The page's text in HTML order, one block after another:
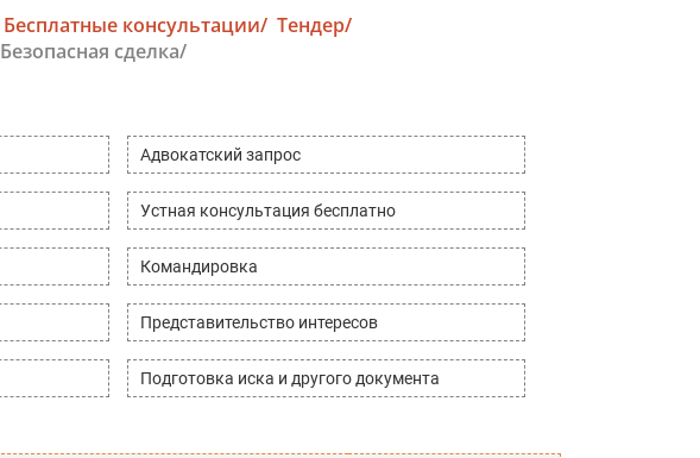
Бесплатные консультации/ Тендер/
Безопасная сделка/
Адвокатский запрос
Устная консультация бесплатно
Командировка
Представительство интересов
Подготовка иска и другого документа